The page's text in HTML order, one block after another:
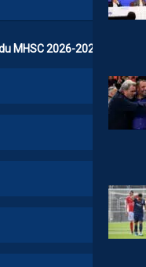
MHSC 2026-2027 ?